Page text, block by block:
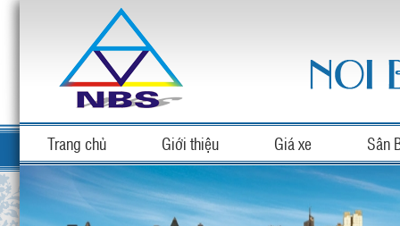
Trang chủ Giới thiệu Giá xe Sân